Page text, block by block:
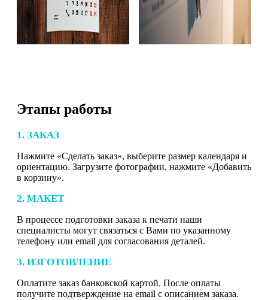
Этапы работы
1. ЗАКАЗ
Нажмите «Сделать заказ», выберите размер календаря и
ориентацию. Загрузите фотографии, нажмите «Добавить
в корзину».
2. МАКЕТ
В процессе подготовки заказа к печати наши
специалисты могут связаться с Вами по указанному
телефону или email для согласования деталей.
3. ИЗГОТОВЛЕНИЕ
Оплатите заказ банковской картой. После оплаты
получите подтверждение на email с описанием заказа.